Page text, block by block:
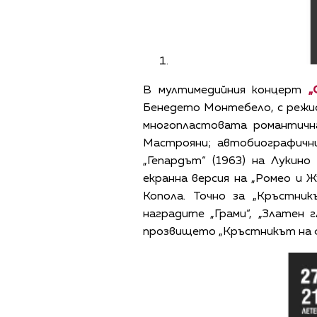
В мултимедийния концерт
Бенедето Монтебело, с
многопластовата
Мастрояни;
„Гепардът“ (1963) на
екранна версия на „Ромео и
Копола. Точно за
наградите „Грами“,
прозвището „Кръстникът на